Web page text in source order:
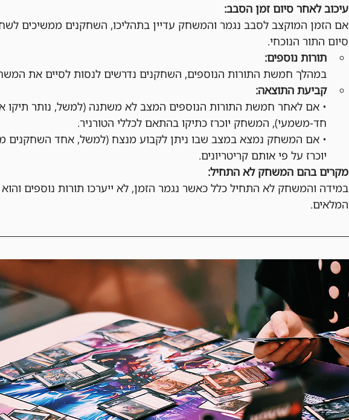
עיכוב לאחר סיום זמן הסבב:
אם הזמן המוקצב לסבב נגמר והמשחק עדיין בתהליכו, השחקנים ממשיכים
סיום התור הנוכחי.
תורות נוספים:
במהלך חמשת התורות הנוספים, השחקנים נדרשים לנסות לסיים את
קביעת התוצאה:
• אם לאחר חמשת התורות הנוספים המצב לא משתנה (למשל, נותר תיקו
חד-משמעי), המשחק יוכרז כתיקו בהתאם לכללי הטורניר.
• אם המשחק נמצא במצב שבו ניתן לקבוע מנצח (למשל, אחד השחקנים
יוכרז על פי אותם קריטריונים.
מקרים בהם המשחק לא התחיל:
במידה והמשחק לא התחיל כלל כאשר נגמר הזמן, לא ייערכו תורות נוספים
המלאים.